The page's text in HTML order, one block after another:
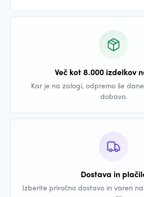
Več kot 8.000 izdelkov
Kar je na zalogi, odpremo še
dobavo.
Dostava in
Izberite priročno dostavo in varen